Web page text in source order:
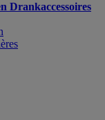
Drankaccessoires